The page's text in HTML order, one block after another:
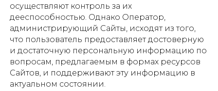
осуществляют контроль за их
дееспособностью. Однако Оператор,
администрирующий Сайты, исходят из того,
что пользователь предоставляет достоверную
и достаточную персональную информацию по
вопросам, предлагаемым в формах ресурсов
Сайтов, и поддерживают эту информацию в
актуальном состоянии.